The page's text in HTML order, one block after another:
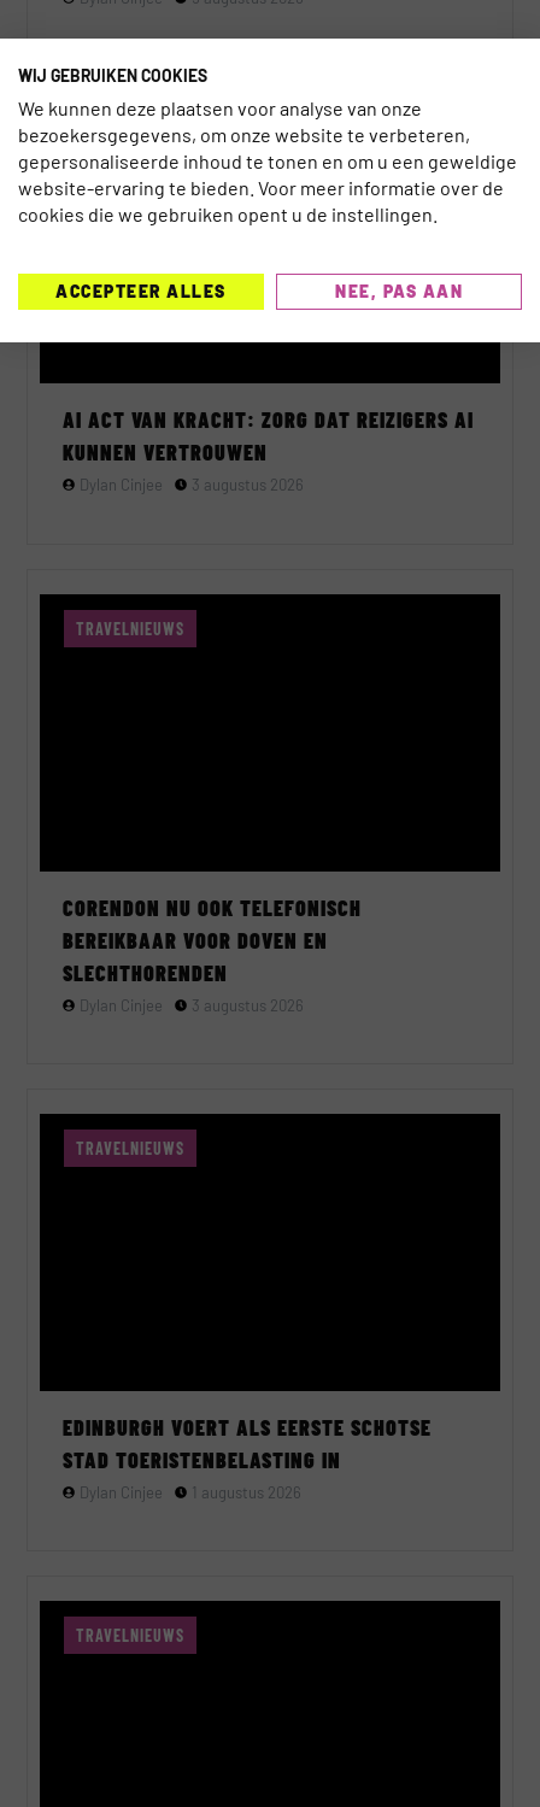
AI
AI ACT VAN KRACHT: ZORG DAT REIZIGERS AI
KUNNEN VERTROUWEN
Dylan Cinjee 3 augustus 2026
TRAVELNIEUWS
CORENDON NU OOK TELEFONISCH
BEREIKBAAR VOOR DOVEN EN
SLECHTHORENDEN
Dylan Cinjee 3 augustus 2026
TRAVELNIEUWS
EDINBURGH VOERT ALS EERSTE SCHOTSE
STAD TOERISTENBELASTING IN
Dylan Cinjee 1 augustus 2026
TRAVELNIEUWS
WIJ GEBRUIKEN COOKIES
We kunnen deze plaatsen voor analyse van onze
bezoekersgegevens, om onze website te verbeteren,
gepersonaliseerde inhoud te tonen en om u een geweldige
website-ervaring te bieden. Voor meer informatie over de
cookies die we gebruiken opent u de instellingen.
ACCEPTEER ALLES NEE, PAS AAN